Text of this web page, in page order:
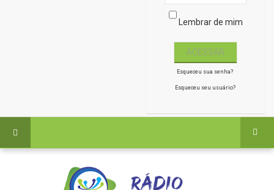
Lembrar de mim
Esqueceu sua senha?
Esqueceu seu usuário?